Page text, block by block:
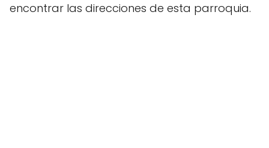
encontrar las direcciones de esta parroquia.